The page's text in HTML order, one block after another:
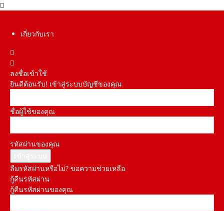
เกี่ยวกับเรา
ลงชื่อเข้าใช้
ยินดีต้อนรับ! เข้าสู่ระบบบัญชีของคุณ
ชื่อผู้ใช้ของคุณ
รหัสผ่านของคุณ
ลืมรหัสผ่านหรือไม่? ขอความช่วยเหลือ
กู้คืนรหัสผ่าน
กู้คืนรหัสผ่านของคุณ